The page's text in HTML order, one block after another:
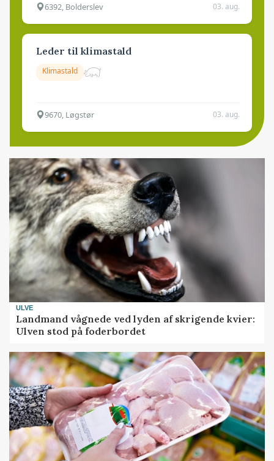
6392, Bolderslev 03. aug.
Leder til klimastald
Klimastald
9670, Løgstør 03. aug.
ULVE
Landmand vågnede ved lyden af skrigende kvier:
Ulven stod på foderbordet